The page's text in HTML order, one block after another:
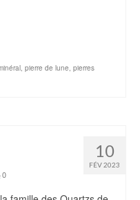
, pierre de lune, pierres
10
FÉV 2023
0